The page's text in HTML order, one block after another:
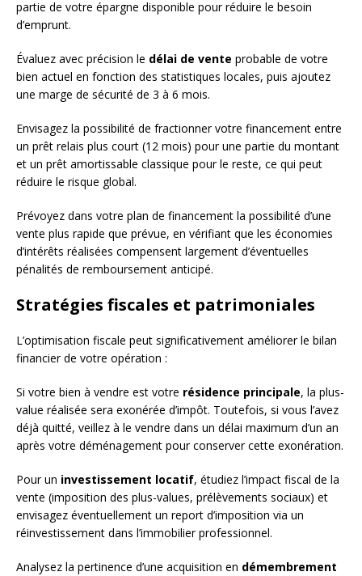
partie de votre épargne disponible pour réduire le besoin
d’emprunt.
Évaluez avec précision le délai de vente probable de votre
bien actuel en fonction des statistiques locales, puis ajoutez
une marge de sécurité de 3 à 6 mois.
Envisagez la possibilité de fractionner votre financement entre
un prêt relais plus court (12 mois) pour une partie du montant
et un prêt amortissable classique pour le reste, ce qui peut
réduire le risque global.
Prévoyez dans votre plan de financement la possibilité d’une
vente plus rapide que prévue, en vérifiant que les économies
d’intérêts réalisées compensent largement d’éventuelles
pénalités de remboursement anticipé.
Stratégies fiscales et patrimoniales
L’optimisation fiscale peut significativement améliorer le bilan
financier de votre opération :
Si votre bien à vendre est votre résidence principale, la plus-
value réalisée sera exonérée d’impôt. Toutefois, si vous l’avez
déjà quitté, veillez à le vendre dans un délai maximum d’un an
après votre déménagement pour conserver cette exonération.
Pour un investissement locatif, étudiez l’impact fiscal de la
vente (imposition des plus-values, prélèvements sociaux) et
envisagez éventuellement un report d’imposition via un
réinvestissement dans l’immobilier professionnel.
Analysez la pertinence d’une acquisition en démembrement